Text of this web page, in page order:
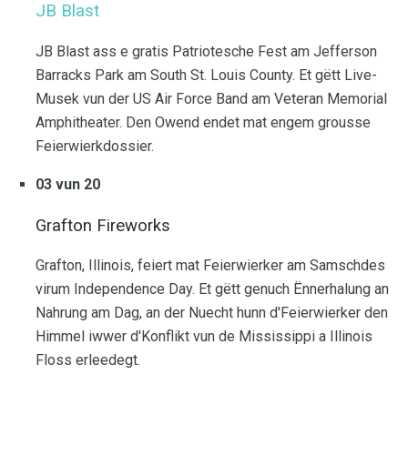
JB Blast
JB Blast ass e gratis Patriotesche Fest am Jefferson
Barracks Park am South St. Louis County. Et gëtt Live-
Musek vun der US Air Force Band am Veteran Memorial
Amphitheater. Den Owend endet mat engem grousse
Feierwierkdossier.
03 vun 20
Grafton Fireworks
Grafton, Illinois, feiert mat Feierwierker am Samschdes
virum Independence Day. Et gëtt genuch Ënnerhalung an
Nahrung am Dag, an der Nuecht hunn d'Feierwierker den
Himmel iwwer d'Konflikt vun de Mississippi a Illinois
Floss erleedegt.